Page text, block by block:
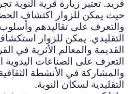
فريد. تعتبر زيارة قرية النوبة
حيث يمكن للزوار اكتشاف
والتعرف على تقاليدهم وأسلوب
التقليدي. يمكن للزوار
القديمة والمعالم الأثرية في
التعرف على الصناعات اليدوية
والمشاركة في الأنشطة الثقافية
التقليدية لسكان النوبة.